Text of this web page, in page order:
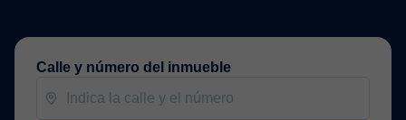
Calle y número del inmueble